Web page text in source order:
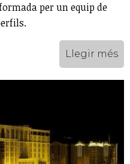
per un equip de
Llegir més